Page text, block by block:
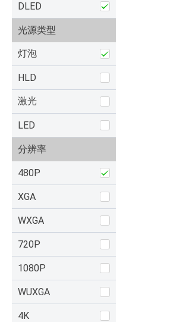
DLED
光源类型
灯泡
HLD
激光
LED
分辨率
480P
XGA
WXGA
720P
1080P
WUXGA
4K